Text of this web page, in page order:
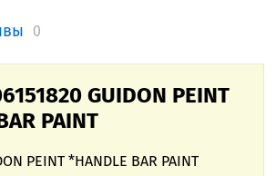
0
GUIDON PEINT
PAINT
PEINT *HANDLE BAR PAINT